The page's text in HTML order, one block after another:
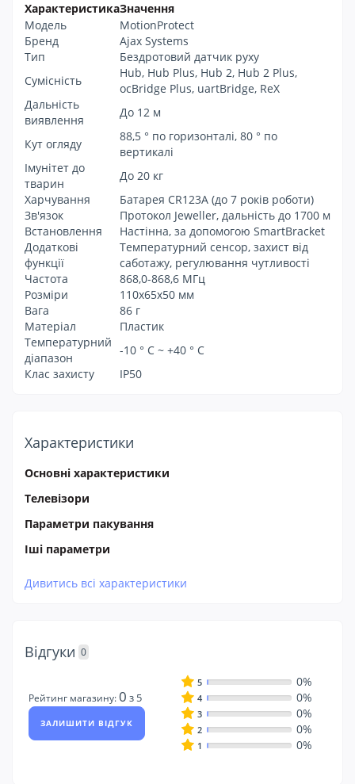
ХарактеристикаЗначення
Модель
MotionProtect
Бренд
Ajax Systems
Тип
Бездротовий датчик руху
Сумісність
Hub, Hub Plus, Hub 2, Hub 2 Plus,
ocBridge Plus, uartBridge, ReX
Дальність
виявлення
До 12 м
Кут огляду
88,5 ° по горизонталі, 80 ° по
вертикалі
Імунітет до
тварин
До 20 кг
Харчування
Батарея CR123A (до 7 років роботи)
Зв'язок
Протокол Jeweller, дальність до 1700 м
Встановлення
Настінна, за допомогою SmartBracket
Додаткові
функції
Температурний сенсор, захист від
саботажу, регулювання чутливості
Частота
868,0-868,6 МГц
Розміри
110х65х50 мм
Вага
86 г
Матеріал
Пластик
Температурний
діапазон
-10 ° С ~ +40 ° С
Клас захисту
IP50
Характеристики
Основні характеристики
Телевізори
Параметри пакування
Іші параметри
Дивитись всі характеристики
Відгуки 0
Рейтинг магазину:0 з 5
ЗАЛИШИТИ ВІДГУК
5 0%
4 0%
3 0%
2 0%
1 0%